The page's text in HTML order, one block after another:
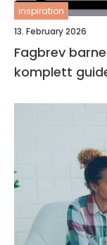
inspiration
13. February 2026
Fagbrev barne
komplett